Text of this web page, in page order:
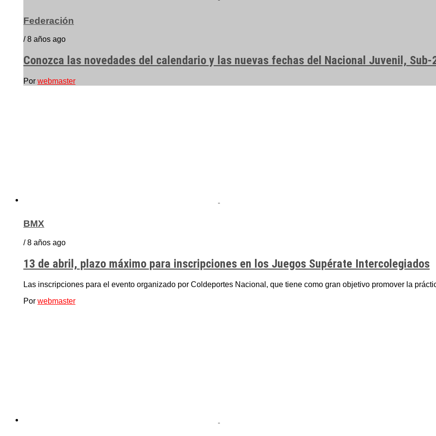
Federación
/ 8 años ago
Conozca las novedades del calendario y las nuevas fechas del Nacional Juvenil, Sub-
Por webmaster
BMX
/ 8 años ago
13 de abril, plazo máximo para inscripciones en los Juegos Supérate Intercolegiados
Las inscripciones para el evento organizado por Coldeportes Nacional, que tiene como gran objetivo promover la
Por webmaster